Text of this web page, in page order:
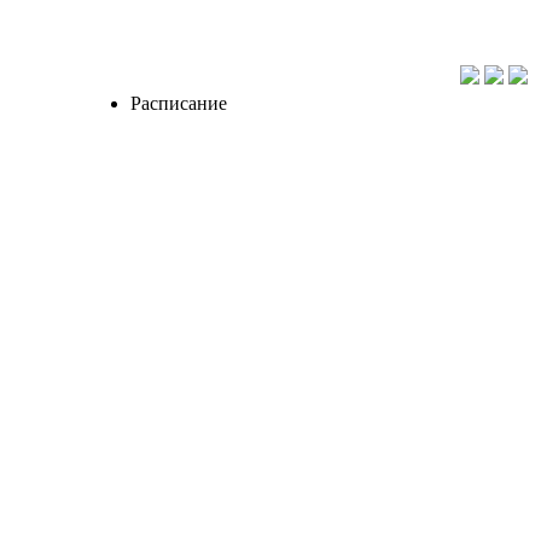
Расписание